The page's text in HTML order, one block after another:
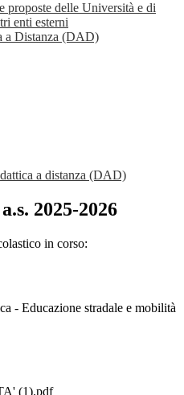
proposte delle Università e di
enti esterni
a Distanza (DAD)
a distanza (DAD)
2025-2026
in corso:
- Educazione stradale e mobilità
(1).pdf